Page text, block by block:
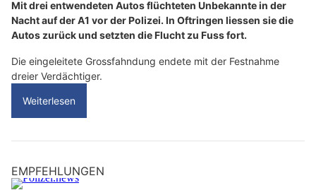
Mit drei entwendeten Autos flüchteten Unbekannte in der
Nacht auf der A1 vor der Polizei. In Oftringen liessen sie die
Autos zurück und setzten die Flucht zu Fuss fort.
Die eingeleitete Grossfahndung endete mit der Festnahme
dreier Verdächtiger.
Weiterlesen
EMPFEHLUNGEN